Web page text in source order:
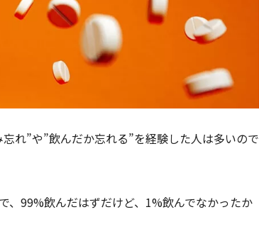
れ”や”飲んだか忘れる”を経験した人は多いので
、99%飲んだはずだけど、1%飲んでなかったか